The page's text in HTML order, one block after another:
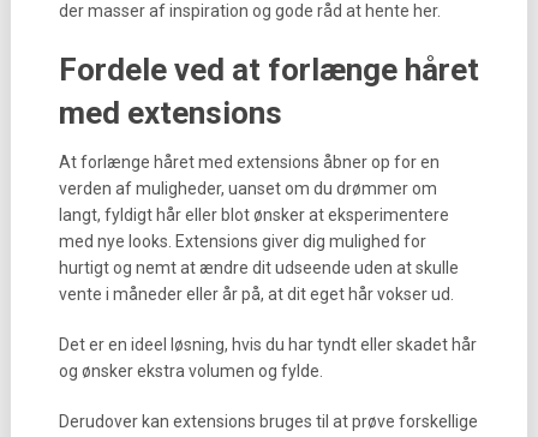
der masser af inspiration og gode råd at hente her.
Fordele ved at forlænge håret
med extensions
At forlænge håret med extensions åbner op for en
verden af muligheder, uanset om du drømmer om
langt, fyldigt hår eller blot ønsker at eksperimentere
med nye looks. Extensions giver dig mulighed for
hurtigt og nemt at ændre dit udseende uden at skulle
vente i måneder eller år på, at dit eget hår vokser ud.
Det er en ideel løsning, hvis du har tyndt eller skadet hår
og ønsker ekstra volumen og fylde.
Derudover kan extensions bruges til at prøve forskellige